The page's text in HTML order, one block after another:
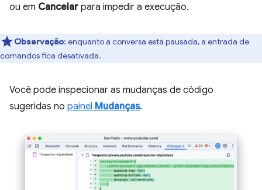
ou em Cancelar para impedir a execução.
Observação: enquanto a conversa está pausada, a entrada de
comandos fica desativada.
Você pode inspecionar as mudanças de código
sugeridas no painel Mudanças.